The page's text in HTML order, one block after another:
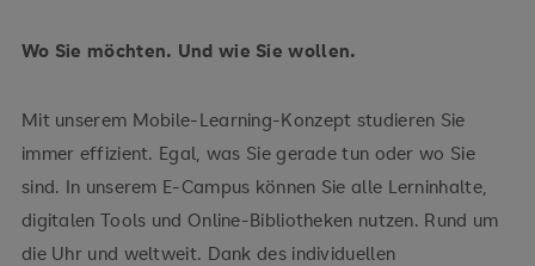
Wo Sie möchten. Und wie Sie wollen.
Mit unserem Mobile-Learning-Konzept studieren Sie
immer effizient. Egal, was Sie gerade tun oder wo Sie
sind. In unserem E-Campus können Sie alle Lerninhalte,
digitalen Tools und Online-Bibliotheken nutzen. Rund um
die Uhr und weltweit. Dank des individuellen